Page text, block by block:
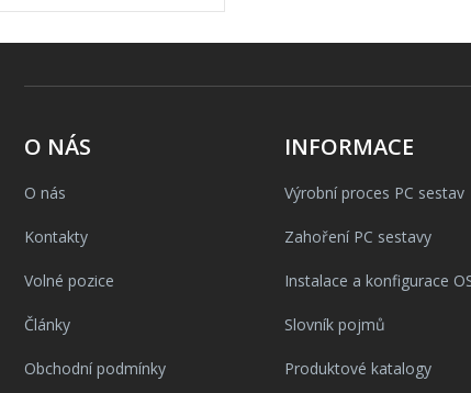
O NÁS
O nás
Kontakty
Volné pozice
Články
Obchodní podmínky
INFORMACE
Výrobní proces PC sestav
Zahoření PC sestavy
Instalace a konfigurace
Slovník pojmů
Produktové katalogy